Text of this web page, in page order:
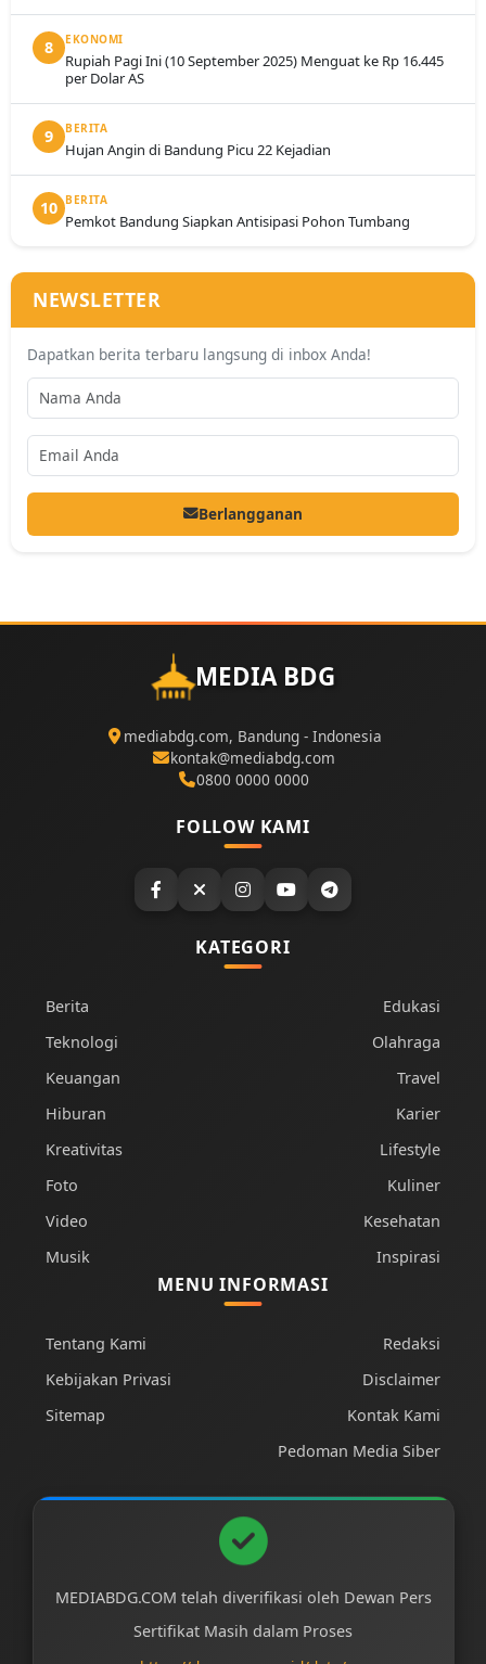
8 EKONOMI
Rupiah Pagi Ini (10 September 2025) Menguat ke Rp 16.445
per Dolar AS
9 BERITA
Hujan Angin di Bandung Picu 22 Kejadian
10 BERITA
Pemkot Bandung Siapkan Antisipasi Pohon Tumbang
NEWSLETTER
Dapatkan berita terbaru langsung di inbox Anda!
Berlangganan
MEDIA BDG
mediabdg.com, Bandung - Indonesia
kontak@mediabdg.com
0800 0000 0000
FOLLOW KAMI
KATEGORI
Berita
Teknologi
Keuangan
Hiburan
Kreativitas
Foto
Video
Musik
Edukasi
Olahraga
Travel
Karier
Lifestyle
Kuliner
Kesehatan
Inspirasi
MENU INFORMASI
Tentang Kami
Kebijakan Privasi
Sitemap
Redaksi
Disclaimer
Kontak Kami
Pedoman Media Siber
MEDIABDG.COM telah diverifikasi oleh Dewan Pers
Sertifikat Masih dalam Proses